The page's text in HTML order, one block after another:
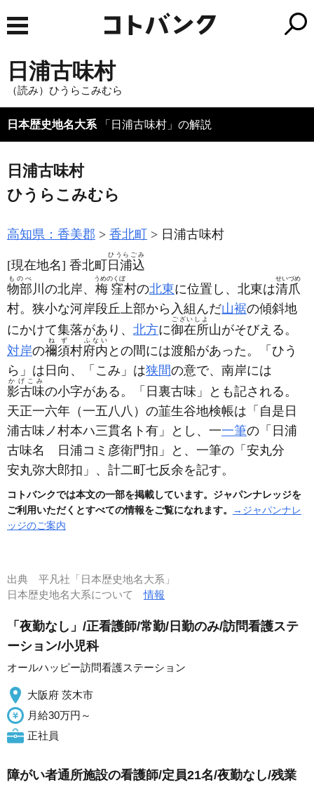
日浦古味村
（読み）ひうらこみむら
日本歴史地名大系 「日浦古味村」の解説
日浦古味村
ひうらこみむら
高知県：香美郡 香北町 日浦古味村
[現在地名] 香北町 日浦込
ひうらごみ
物部
ものべ
川の北岸、 梅窪
うめのくぼ
村の北東に位置し、北東は清爪
せいづめ
村。狭小な河岸段丘上部から入組んだ山裾の傾斜地
にかけて集落があり、 北方に御在所
ございしよ
山がそびえる。
対岸の禰須
ねず
村府内
ふない
との間には渡船があった。「ひう
ら」は日向、「こみ」は狭間の意で、南岸には
影古味
かげこみ
の小字がある。「日裏古味」とも記される。
天正一六年 （一五八八） の韮生谷地検帳は「自是日
浦古味ノ村本ハ三貫名ト有」とし、一一筆の「日浦
古味名 日浦コミ彦衛門扣」と、一筆の「安丸分
安丸弥大郎扣」、計二町七反余を記す。
コトバンクでは本文の一部を掲載しています。ジャパンナレッジを
ご利用いただくとすべての情報をご覧になれます。
→ジャパンナレ
ッジのご案内
出典 平凡社「日本歴史地名大系」
日本歴史地名大系について情報
「夜勤なし」/正看護師/常勤/日勤のみ/訪問看護ステ
ーション/小児科
オールハッピー訪問看護ステーション
大阪府 茨木市
月給30万円～
正社員
障がい者通所施設の看護師/定員21名/夜勤なし/残業